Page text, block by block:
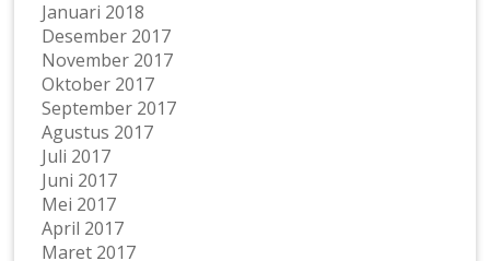
Januari 2018
Desember 2017
November 2017
Oktober 2017
September 2017
Agustus 2017
Juli 2017
Juni 2017
Mei 2017
April 2017
Maret 2017